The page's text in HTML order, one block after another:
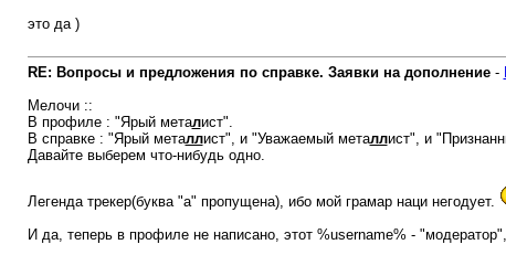
это да )
RE: Вопросы и предложения по справке. Заявки на дополнение-
Мелочи ::
В профиле : "Ярый металист".
В справке : "Ярый металлист", и "Уважаемый металлист", и
Давайте выберем что-нибудь одно.
Легенда трекер(буква "а" пропущена), ибо мой грамар наци негодует.
И да, теперь в профиле не написано, этот %username% -